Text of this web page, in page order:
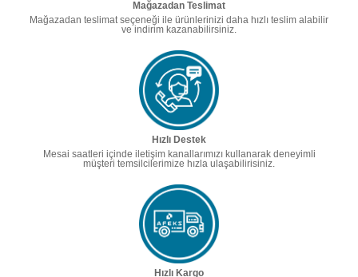
Mağazadan Teslimat
Mağazadan teslimat seçeneği ile ürünlerinizi daha hızlı teslim alabilir
ve indirim kazanabilirsiniz.
Hızlı Destek
Mesai saatleri içinde iletişim kanallarımızı kullanarak deneyimli
müşteri temsilcilerimize hızla ulaşabilirisiniz.
Hızlı Kargo